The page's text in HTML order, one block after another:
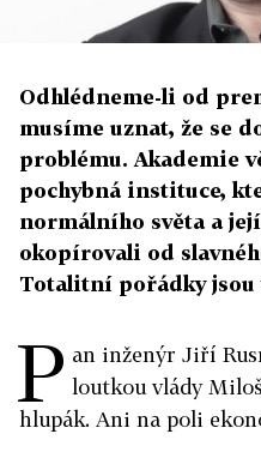
Odhlédneme-li od
musíme uznat, že se
problému. Akademie
pochybná instituce,
normálního světa a
okopírovali od
Totalitní pořádky
P an inženýr Jiří
loutkou vlády
hlupák. Ani na poli